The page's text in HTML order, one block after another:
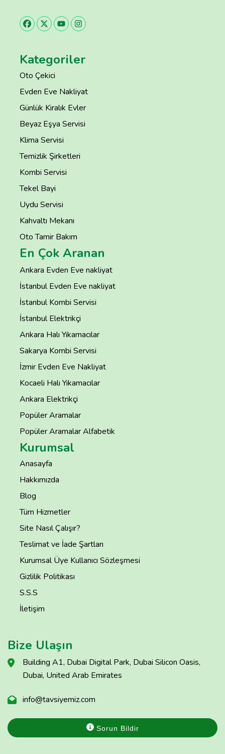
Kategoriler
Oto Çekici
Evden Eve Nakliyat
Günlük Kiralık Evler
Beyaz Eşya Servisi
Klima Servisi
Temizlik Şirketleri
Kombi Servisi
Tekel Bayi
Uydu Servisi
Kahvaltı Mekanı
Oto Tamir Bakım
En Çok Aranan
Ankara Evden Eve nakliyat
İstanbul Evden Eve nakliyat
İstanbul Kombi Servisi
İstanbul Elektrikçi
Ankara Halı Yıkamacılar
Sakarya Kombi Servisi
İzmir Evden Eve Nakliyat
Kocaeli Halı Yıkamacılar
Ankara Elektrikçi
Popüler Aramalar
Popüler Aramalar Alfabetik
Kurumsal
Anasayfa
Hakkımızda
Blog
Tüm Hizmetler
Site Nasıl Çalışır?
Teslimat ve İade Şartları
Kurumsal Üye Kullanıcı Sözleşmesi
Gizlilik Politikası
S.S.S
İletişim
Bize Ulaşın
Building A1, Dubai Digital Park, Dubai Silicon Oasis,
Dubai, United Arab Emirates
info@tavsiyemiz.com
Sorun Bildir